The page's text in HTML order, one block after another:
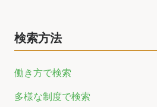
検索方法
働き方で検索
多様な制度で検索